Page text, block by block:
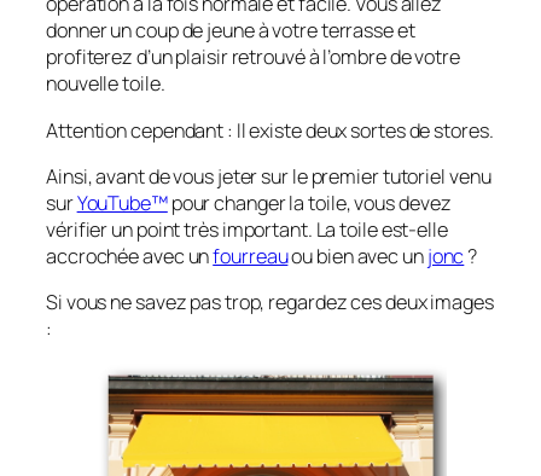
donner un coup de jeune à votre terrasse et
profiterez d’un plaisir retrouvé à l’ombre de votre
nouvelle toile.
Attention cependant : Il existe deux sortes de stores.
Ainsi, avant de vous jeter sur le premier tutoriel venu
surYouTube™pour changer la toile, vous devez
vérifier un point très important. La toile est-elle
accrochée avec unfourreauou bien avec unjonc ?
Si vous ne savez pas trop, regardez ces deux images
: